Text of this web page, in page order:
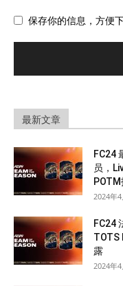
保存你的信息，方便
最新文章
FC24
员，
2024年
FC24
TOTS
露
2024年